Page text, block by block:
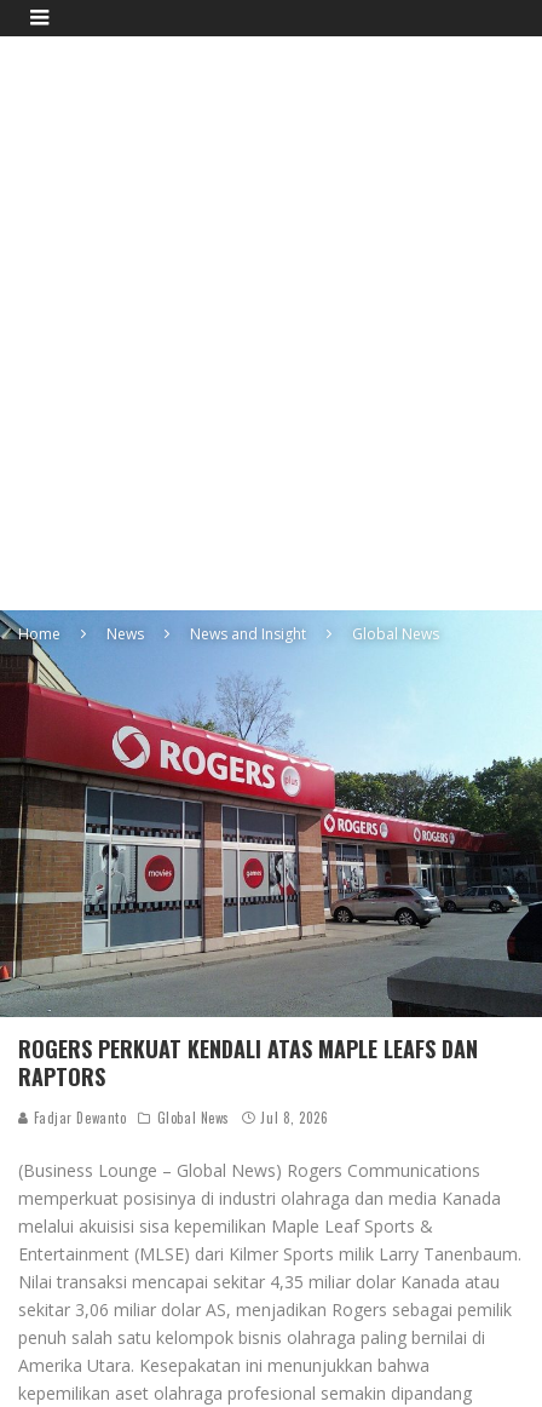
Home News News and Insight Global News
ROGERS PERKUAT KENDALI ATAS MAPLE LEAFS DAN
RAPTORS
Fadjar Dewanto Global News Jul 8, 2026
(Business Lounge – Global News) Rogers Communications
memperkuat posisinya di industri olahraga dan media Kanada
melalui akuisisi sisa kepemilikan Maple Leaf Sports &
Entertainment (MLSE) dari Kilmer Sports milik Larry Tanenbaum.
Nilai transaksi mencapai sekitar 4,35 miliar dolar Kanada atau
sekitar 3,06 miliar dolar AS, menjadikan Rogers sebagai pemilik
penuh salah satu kelompok bisnis olahraga paling bernilai di
Amerika Utara. Kesepakatan ini menunjukkan bahwa
kepemilikan aset olahraga profesional semakin dipandang